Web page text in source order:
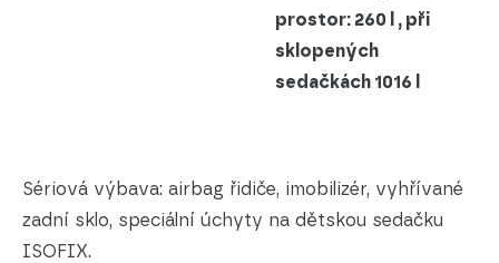
prostor: 260 l , při
sklopených
sedačkách 1016 l
Sériová výbava: airbag řidiče, imobilizér, vyhřívané
zadní sklo, speciální úchyty na dětskou sedačku
ISOFIX.